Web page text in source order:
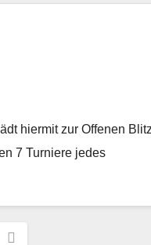
hiermit zur Offenen
7 Turniere jedes